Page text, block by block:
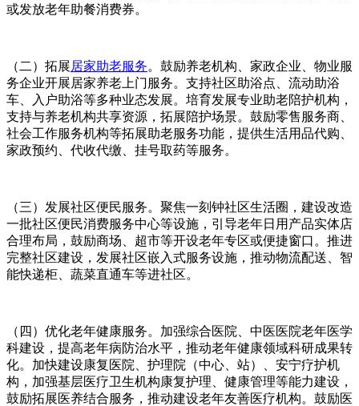
或发放老年助餐消费券。
（二）拓展居家助老服务。鼓励养老机构、家政企业、物业服
务企业开展居家养老上门服务。支持社区助浴点、流动助浴
车、入户助浴等多种业态发展。培育发展专业助老陪护机构，
支持与养老机构共享资源，拓展陪护场景。鼓励零售服务商、
社会工作服务机构等拓展助老服务功能，提供生活用品代购、
家政预约、代收代缴、挂号取药等服务。
（三）发展社区便民服务。聚焦一刻钟社区生活圈，建设改造
一批社区便民消费服务中心等设施，引导老年日用产品实体店
合理布局，鼓励商场、超市等开设老年专区或便捷窗口。推进
完整社区建设，发展社区嵌入式服务设施，推动物流配送、智
能快递柜、蔬菜直通车等进社区。
（四）优化老年健康服务。加强综合医院、中医医院老年医学
科建设，提高老年病防治水平，推动老年健康领域科研成果转
化。加快建设康复医院、护理院（中心、站）、安宁疗护机
构，加强基层医疗卫生机构康复护理、健康管理等能力建设，
鼓励拓展医养结合服务，推动建设老年友善医疗机构。鼓励医